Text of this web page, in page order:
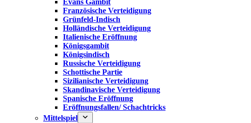
Evans Gambit
Französische Verteidigung
Grünfeld-Indisch
Holländische Verteidigung
Italienische Eröffnung
Königsgambit
Königsindisch
Russische Verteidigung
Schottische Partie
Sizilianische Verteidigung
Skandinavische Verteidigung
Spanische Eröffnung
Eröffnungsfallen/ Schachtricks
Mittelspiel